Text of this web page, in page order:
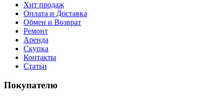
Хит продаж
Оплата и Доставка
Обмен и Возврат
Ремонт
Аренда
Скупка
Контакты
Статьи
Покупателю